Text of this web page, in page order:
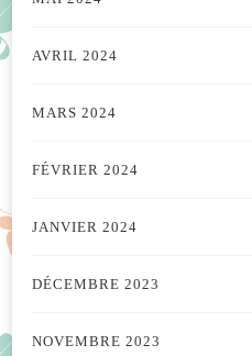
AVRIL 2024
MARS 2024
FÉVRIER 2024
JANVIER 2024
DÉCEMBRE 2023
NOVEMBRE 2023